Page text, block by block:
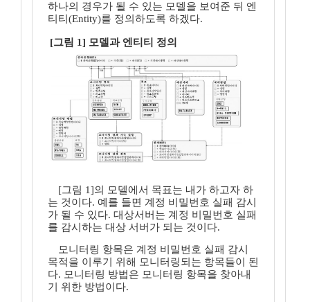
하나의 경우가 될 수 있는 모델을 보여준 뒤 엔
티티(Entity)를 정의하도록 하겠다.
[그림 1] 모델과 엔티티 정의
[그림 1]의 모델에서 목표는 내가 하고자 하
는 것이다. 예를 들면 계정 비밀번호 실패 감시
가 될 수 있다. 대상서버는 계정 비밀번호 실패
를 감시하는 대상 서버가 되는 것이다.
모니터링 항목은 계정 비밀번호 실패 감시
목적을 이루기 위해 모니터링되는 항목들이 된
다. 모니터링 방법은 모니터링 항목을 찾아내
기 위한 방법이다.